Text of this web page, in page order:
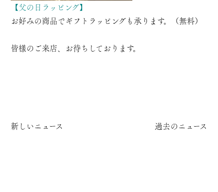
【父の日ラッピング】
お好みの商品でギフトラッピングも承ります。（無料）
皆様のご来店、お待ちしております。
新しいニュース 過去のニュース